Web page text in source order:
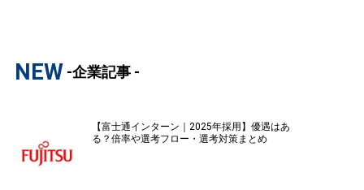
NEW -企業記事 -
【富士通インターン｜2025年採用】優遇はあ
る？倍率や選考フロー・選考対策まとめ